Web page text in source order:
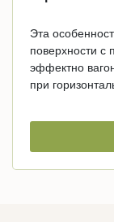
Эта
поверхности
эффектно
при